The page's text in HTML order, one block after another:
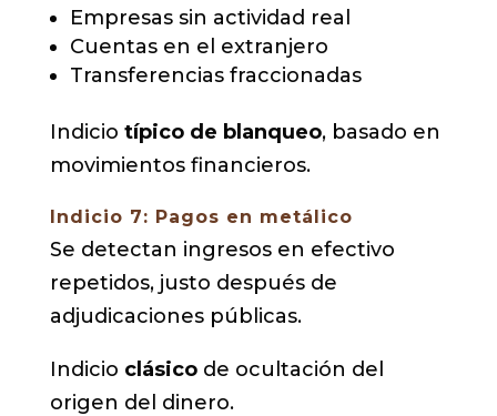
Empresas sin actividad real
Cuentas en el extranjero
Transferencias fraccionadas
Indicio típico de blanqueo, basado en
movimientos financieros.
Indicio 7: Pagos en metálico
Se detectan ingresos en efectivo
repetidos, justo después de
adjudicaciones públicas.
Indicio clásicode ocultación del
origen del dinero.